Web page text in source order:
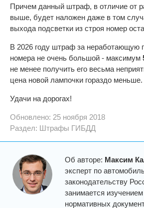
Причем данный штраф, в отличие от
выше, будет наложен даже в том
выхода подсветки из строя номер
В 2026 году штраф за неработающую
номера не очень большой - максимум
не менее получить его весьма
цена новой лампочки гораздо меньше.
Удачи на дорогах!
Обновлено: 25 ноября 2018
Раздел: Штрафы ГИБДД
Об авторе: Максим
эксперт по
законодательству
занимается
нормативных